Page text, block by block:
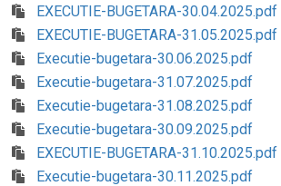
EXECUTIE-BUGETARA-30.04.2025.pdf
EXECUTIE-BUGETARA-31.05.2025.pdf
Executie-bugetara-30.06.2025.pdf
Executie-bugetara-31.07.2025.pdf
Executie-bugetara-31.08.2025.pdf
Executie-bugetara-30.09.2025.pdf
EXECUTIE-BUGETARA-31.10.2025.pdf
Executie-bugetara-30.11.2025.pdf